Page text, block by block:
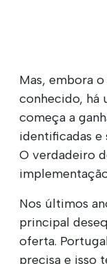
Mas, embora
conhecido, há
começa a
identificadas e
O verdadeiro
Nos últimos
principal
oferta.
precisa e isso